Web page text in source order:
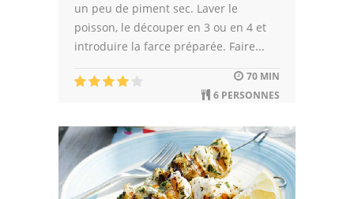
un peu de piment sec. Laver le
poisson, le découper en 3 ou en 4 et
introduire la farce préparée. Faire...
70 MIN
6 PERSONNES